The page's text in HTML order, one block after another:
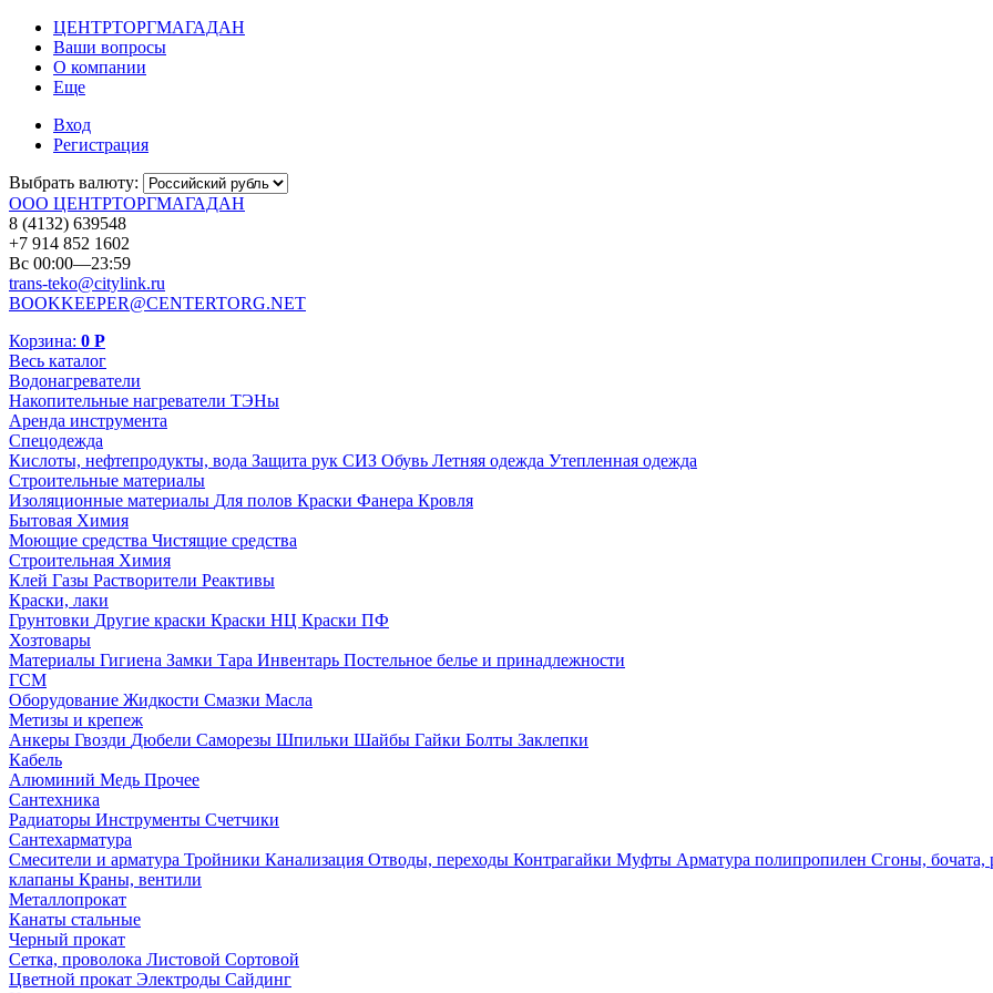
ЦЕНТРТОРГМАГАДАН
Ваши вопросы
О компании
Еще
Вход
Регистрация
Выбрать валюту:
ООО ЦЕНТРТОРГМАГАДАН
8 (4132) 639548
+7 914 852 1602
Вс 00:00—23:59
trans-teko@citylink.ru
BOOKKEEPER@CENTERTORG.NET
Корзина: 0 Р
Весь каталог
Водонагреватели
Накопительные нагреватели ТЭНы
Аренда инструмента
Спецодежда
Кислоты, нефтепродукты, вода Защита рук СИЗ Обувь Летняя одежда Утепленная одежда
Строительные материалы
Изоляционные материалы Для полов Краски Фанера Кровля
Бытовая Химия
Моющие средства Чистящие средства
Строительная Химия
Клей Газы Растворители Реактивы
Краски, лаки
Грунтовки Другие краски Краски НЦ Краски ПФ
Хозтовары
Материалы Гигиена Замки Тара Инвентарь Постельное белье и принадлежности
ГСМ
Оборудование Жидкости Смазки Масла
Метизы и крепеж
Анкеры Гвозди Дюбели Саморезы Шпильки Шайбы Гайки Болты Заклепки
Кабель
Алюминий Медь Прочее
Сантехника
Радиаторы Инструменты Счетчики
Сантехарматура
Смесители и арматура Тройники Канализация Отводы, переходы Контрагайки Муфты Арматура полипропилен Сгоны, бочата,
клапаны Краны, вентили
Металлопрокат
Канаты стальные
Черный прокат
Сетка, проволока Листовой Сортовой
Цветной прокат Электроды Сайдинг